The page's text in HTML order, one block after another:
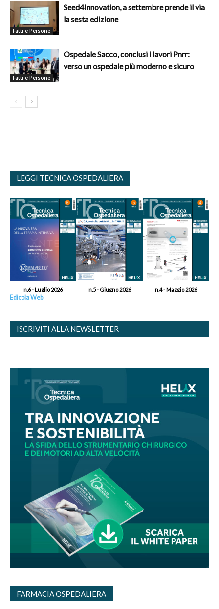
Fatti e Persone
Seed4Innovation, a settembre prende il via
la sesta edizione
Fatti e Persone
Ospedale Sacco, conclusi i lavori Pnrr:
verso un ospedale più moderno e sicuro
LEGGI TECNICA OSPEDALIERA
n.6 - Luglio 2026 n.5 - Giugno 2026 n.4 - Maggio 2026
Edicola Web
ISCRIVITI ALLA NEWSLETTER
FARMACIA OSPEDALIERA